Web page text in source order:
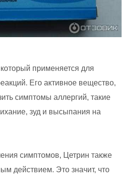
применяется для
Его активное вещество,
симптомы аллергий, такие
зуд и высыпания на
симптомов, Цетрин также
действием. Это значит, что